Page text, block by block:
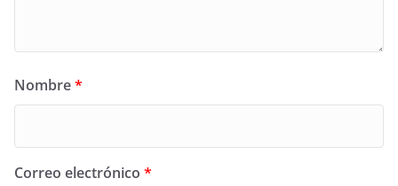
Nombre*
Correo electrónico *